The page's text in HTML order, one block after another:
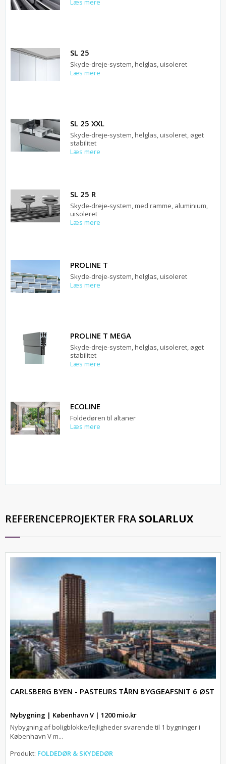
Læs mere
SL 25
Skyde-dreje-system, helglas, uisoleret
Læs mere
SL 25 XXL
Skyde-dreje-system, helglas, uisoleret, øget
stabilitet
Læs mere
SL 25 R
Skyde-dreje-system, med ramme, aluminium,
uisoleret
Læs mere
PROLINE T
Skyde-dreje-system, helglas, uisoleret
Læs mere
PROLINE T MEGA
Skyde-dreje-system, helglas, uisoleret, øget
stabilitet
Læs mere
ECOLINE
Foldedøren til altaner
Læs mere
REFERENCEPROJEKTER FRA SOLARLUX
CARLSBERG BYEN - PASTEURS TÅRN BYGGEAFSNIT 6 ØST
Nybygning | København V | 1200 mio.kr
Nybygning af boligblokke/lejligheder svarende til 1 bygninger i
København V m...
Produkt: FOLDEDØR & SKYDEDØR